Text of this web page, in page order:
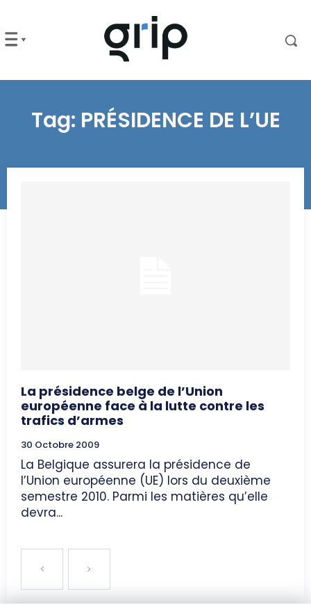
Tag: PRÉSIDENCE DE L’UE
La présidence belge de l’Union
européenne face à la lutte contre les
trafics d’armes
30 Octobre 2009
La Belgique assurera la présidence de
l’Union européenne (UE) lors du deuxième
semestre 2010. Parmi les matières qu’elle
devra...